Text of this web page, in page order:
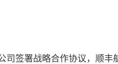
司签署战略合作协议，顺丰